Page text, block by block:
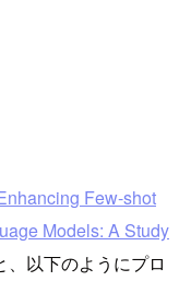
Few-shot
Models: A Study
、以下のようにプロ